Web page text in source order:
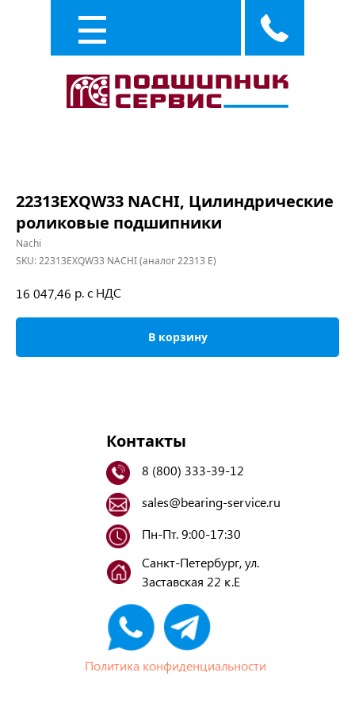
22313EXQW33 NACHI, Цилиндрические
роликовые подшипники
Nachi
SKU:22313EXQW33 NACHI (аналог 22313 E)
16 047,46 р. с НДС
В корзину
Контакты
8 (800) 333-39-12
sales@bearing-service.ru
Санкт-Петербург, ул.
Заставская 22 к.Е
Пн-Пт. 9:00-17:30
Политика конфиденциальности